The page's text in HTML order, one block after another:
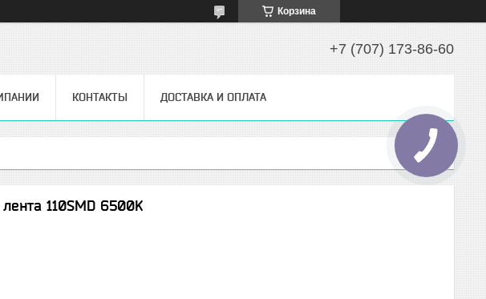
Корзина
+7 (707) 173-86-60
КОНТАКТЫ ДОСТАВКА И ОПЛАТА
110SMD 6500K